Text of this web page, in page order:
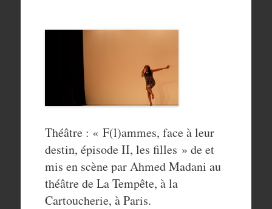
Théâtre : « F(l)ammes, face à leur
destin, épisode II, les filles » de et
mis en scène par Ahmed Madani au
théâtre de La Tempête, à la
Cartoucherie, à Paris.